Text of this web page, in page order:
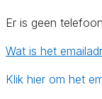
Er is geen
Wat is het
Klik hier om het